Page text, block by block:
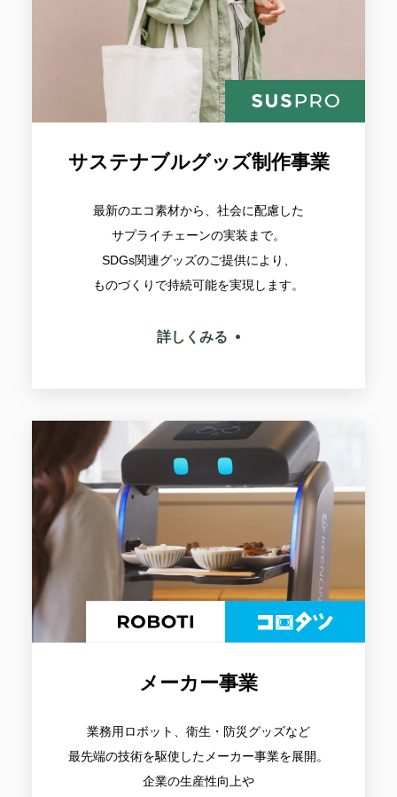
サステナブルグッズ制作事業
最新のエコ素材から、社会に配慮した
サプライチェーンの実装まで。
SDGs関連グッズのご提供により、
ものづくりで持続可能を実現します。
詳しくみる
メーカー事業
業務用ロボット、衛生・防災グッズなど
最先端の技術を駆使したメーカー事業を展開。
企業の生産性向上や